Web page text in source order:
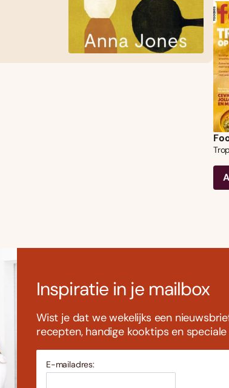
Inspiratie in je mailbox
Wist je dat we wekelijks een
recepten, handige kooktips en
E-mailadres: